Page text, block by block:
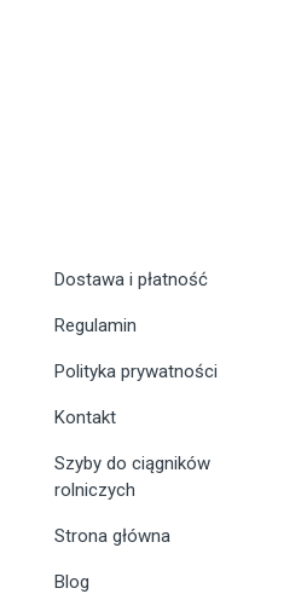
Dostawa i płatność
Regulamin
Polityka prywatności
Kontakt
Szyby do ciągników
rolniczych
Strona główna
Blog